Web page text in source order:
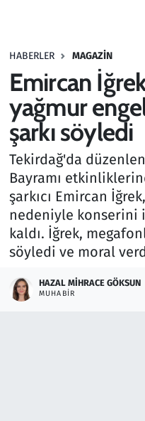
HABERLER MAGAZIN
Emircan
yağmur
şarkı söyledi
Tekirdağ'da
Bayramı
şarkıcı Emircan
nedeniyle konserini
kaldı. İğrek,
söyledi ve moral
HAZAL MIHRACE GÖKSUN
MUHABIR
Haber
Kültür Sanat
Kurumsal Haberler
Lezzet Durağı
Memur ve Kamu
Otomobil
Oyun